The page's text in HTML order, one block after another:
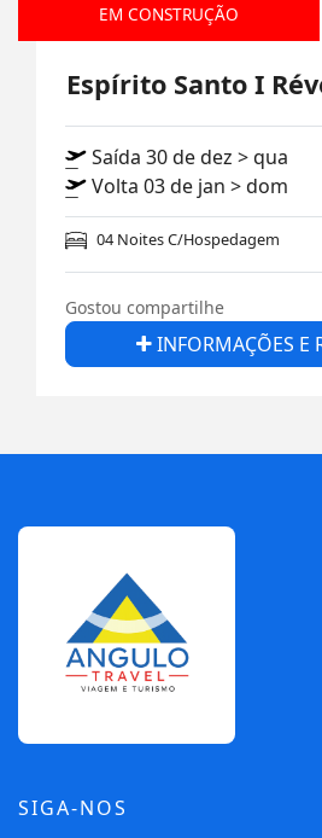
EM CONSTRUÇÃO
Aéreo nacional
Espírito Santo I
Saída 30 de dez > qua
Volta 03 de jan > dom
04 Noites C/Hospedagem
Gostou compartilhe
INFORMAÇÕES E
SIGA-NOS